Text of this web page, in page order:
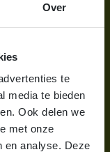
Over
te
media te bieden
Ook delen we
met onze
en analyse. Deze